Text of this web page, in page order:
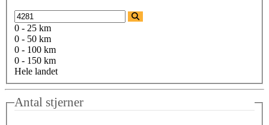
0 - 25 km
0 - 50 km
0 - 100 km
0 - 150 km
Hele landet
Antal stjerner